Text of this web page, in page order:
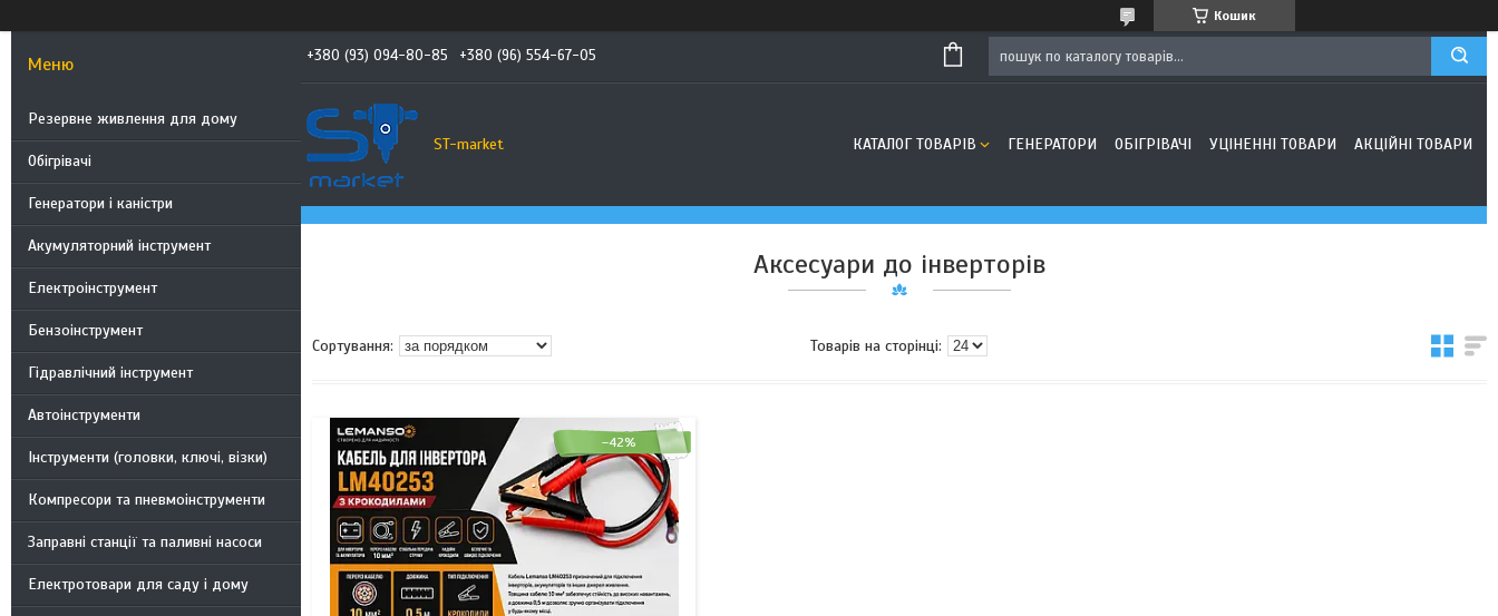
Кошик
Резервне живлення для дому
Обігрівачі
Генератори і каністри
Акумуляторний інструмент
Електроінструмент
Бензоінструмент
Гідравлічний інструмент
Автоінструменти
Інструменти (головки, ключі, візки)
Компресори та пневмоінструменти
Заправні станції та паливні насоси
Електротовари для саду і дому
+380 (93) 094-80-85 +380 (96) 554-67-05
ST-market КАТАЛОГ ТОВАРІВ ГЕНЕРАТОРИ ОБІГРІВАЧІ УЦІНЕННІ ТОВАРИ АКЦІЙНІ ТОВАРИ
Аксесуари до інверторів
–42%